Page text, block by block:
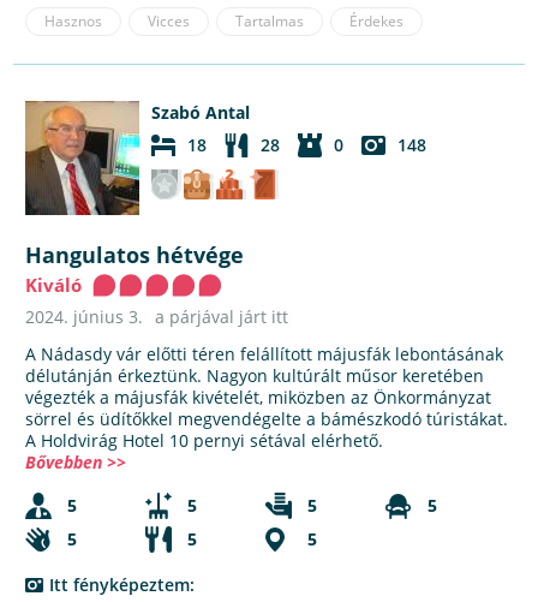
Hasznos Vicces Tartalmas Érdekes
Szabó Antal
18
28 0 148
Hangulatos hétvége
Kiváló
2024. június 3. a párjával járt itt
A Nádasdy vár előtti téren felállított májusfák lebontásának
délutánján érkeztünk. Nagyon kultúrált műsor keretében
végezték a májusfák kivételét, miközben az Önkormányzat
sörrel és üdítőkkel megvendégelte a bámészkodó túristákat.
A Holdvirág Hotel 10 pernyi sétával elérhető.
Bővebben >>
5
5 5
5
5
5
5
Itt fényképeztem: